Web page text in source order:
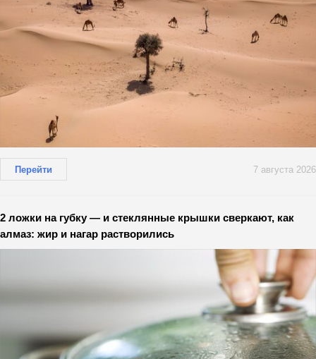
Перейти 7 августа 2026
2 ложки на губку — и стеклянные крышки сверкают, как
алмаз: жир и нагар растворились